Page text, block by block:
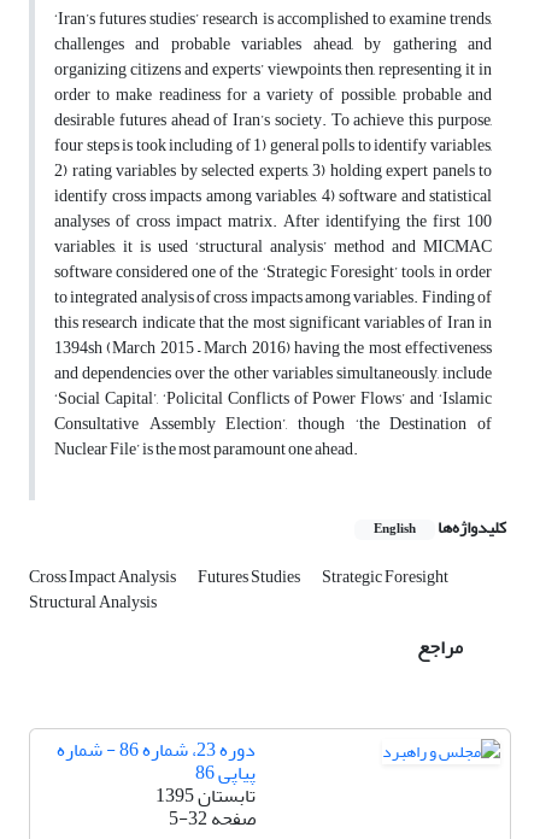
‘Iran’s futures studies’ research is accomplished to examine trends,
challenges and probable variables ahead, by gathering and
organizing citizens and experts’ viewpoints, then, representing it in
order to make readiness for a variety of possible, probable and
desirable futures ahead of Iran’s society. To achieve this purpose,
four steps is took including of 1) general polls to identify variables,
2) rating variables by selected experts, 3) holding expert panels to
identify cross impacts among variables, 4) software and statistical
analyses of cross impact matrix. After identifying the first 100
variables, it is used ‘structural analysis’ method and MICMAC
software considered one of the ‘Strategic Foresight’ tools, in order
to integrated analysis of cross impacts among variables. Finding of
this research indicate that the most significant variables of Iran in
1394sh (March 2015 – March 2016) having the most effectiveness
and dependencies over the other variables simultaneously, include
‘Social Capital’, ‘Policital Conflicts of Power Flows’ and ‘Islamic
Consultative Assembly Election’, though ‘the Destination of
Nuclear File’ is the most paramount one ahead.
کلیدواژه‌ها English
Cross Impact Analysis Futures Studies Strategic Foresight
Structural Analysis
مراجع
دوره 23، شماره 86 - شماره
پیاپی 86
تابستان 1395
صفحه5-32